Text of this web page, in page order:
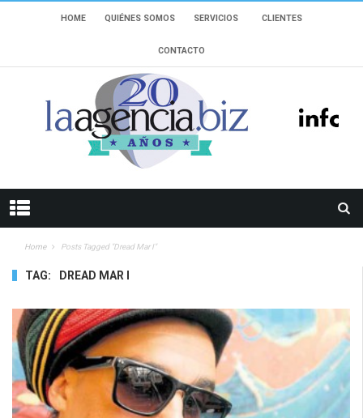
HOME QUIÉNES SOMOS SERVICIOS CLIENTES
CONTACTO
Home Posts Tagged "dread Mar I"
TAG: DREAD MAR I